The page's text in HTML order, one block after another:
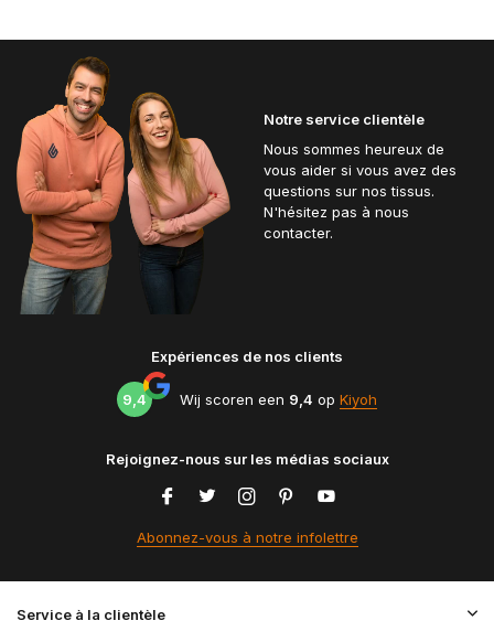
Notre service clientèle
Nous sommes heureux de
vous aider si vous avez des
questions sur nos tissus.
N'hésitez pas à nous
contacter.
Expériences de nos clients
9,4 Wij scoren een 9,4 op Kiyoh
Rejoignez-nous sur les médias sociaux
Abonnez-vous à notre infolettre
Service à la clientèle